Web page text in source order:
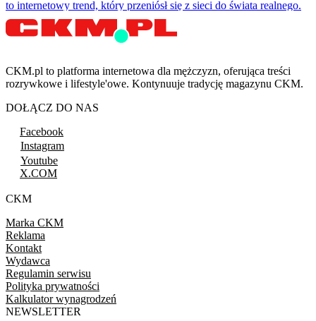
to internetowy trend, który przeniósł się z sieci do świata realnego.
CKM.pl to platforma internetowa dla mężczyzn, oferująca treści
rozrywkowe i lifestyle'owe. Kontynuuje tradycję magazynu CKM.
DOŁĄCZ DO NAS
Facebook
Instagram
Youtube
X.COM
CKM
Marka CKM
Reklama
Kontakt
Wydawca
Regulamin serwisu
Polityka prywatności
Kalkulator wynagrodzeń
NEWSLETTER